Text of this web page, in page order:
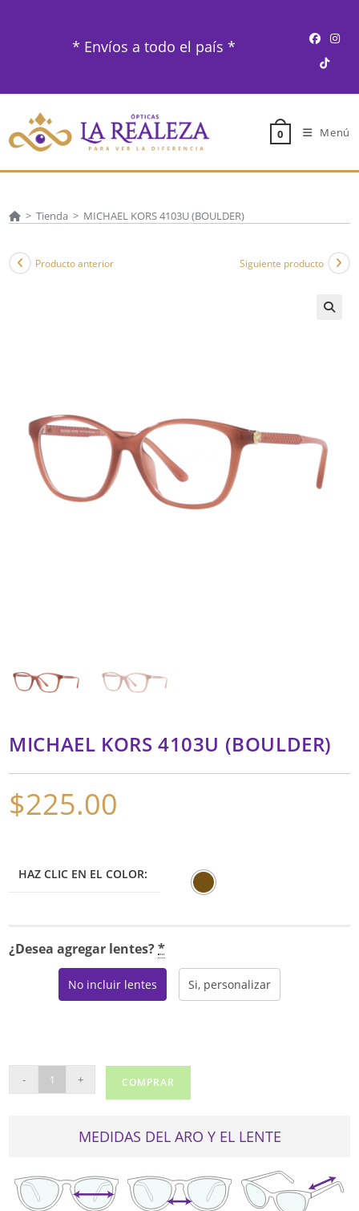
* Envíos a todo el país *
0 Menú
> Tienda > MICHAEL KORS 4103U (BOULDER)
Producto anterior Siguiente producto
MICHAEL KORS 4103U (BOULDER)
$225.00
HAZ CLIC EN EL COLOR:
¿Desea agregar lentes?*
No incluir lentes Si, personalizar
MICHAEL
KORS
- + COMPRAR
MEDIDAS DEL ARO Y EL LENTE